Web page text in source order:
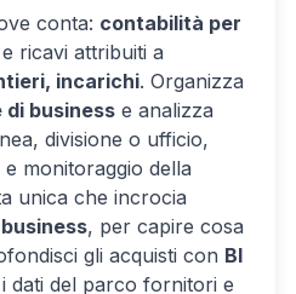
conta: contabilità per
ricavi attribuiti a
incarichi. Organizza
di business e analizza
divisione o ufficio,
e monitoraggio della
unica che incrocia
, per capire cosa
gli acquisti con BI
dati del parco fornitori e